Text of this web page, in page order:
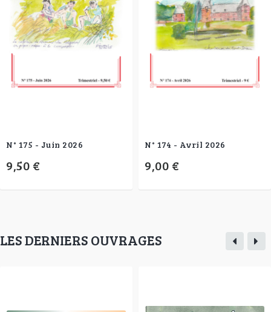
N° 175 - Juin 2026
9,50 €
N° 174 - Avril 2026
9,00 €
LES DERNIERS OUVRAGES